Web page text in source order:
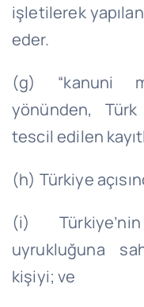
işletilerek
eder.
(g) “kanuni
yönünden,
tescil edilen
(h) Türkiye
(i)
uyrukluğuna
kişiyi; ve